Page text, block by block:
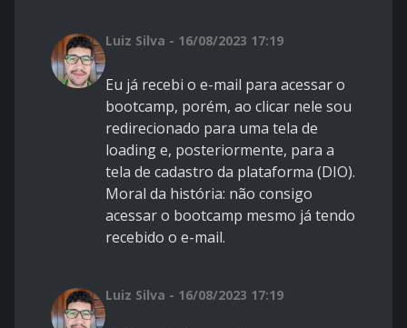
Luiz Silva - 16/08/2023 17:19
Eu já recebi o e-mail para acessar o
bootcamp, porém, ao clicar nele sou
redirecionado para uma tela de
loading e, posteriormente, para a
tela de cadastro da plataforma (DIO).
Moral da história: não consigo
acessar o bootcamp mesmo já tendo
recebido o e-mail.
Luiz Silva - 16/08/2023 17:19